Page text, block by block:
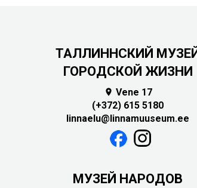
ТАЛЛИННСКИЙ
ГОРОДСКОЙ ЖИЗНИ
 Vene 17
(+372) 615 5180
linnaelu@linnamuuseum.ee
MУЗЕЙ НАРОДОВ